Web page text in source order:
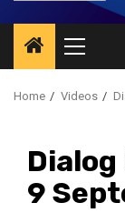
Primary
Menu
Home Videos
Dialog
9